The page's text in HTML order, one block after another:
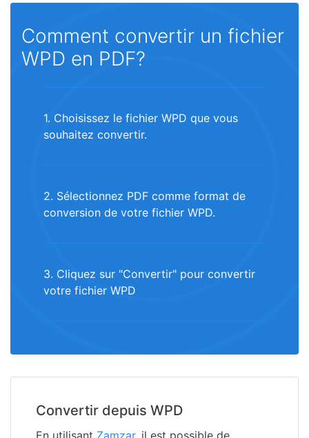
Comment convertir un fichier
WPD en PDF?
1. Choisissez le fichier WPD que vous
souhaitez convertir.
2. Sélectionnez PDF comme format de
conversion de votre fichier WPD.
3. Cliquez sur "Convertir" pour convertir
votre fichier WPD
Convertir depuis WPD
En utilisant Zamzar, il est possible de